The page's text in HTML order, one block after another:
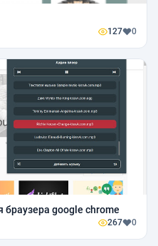
127 0
браузера google chrome
267 0